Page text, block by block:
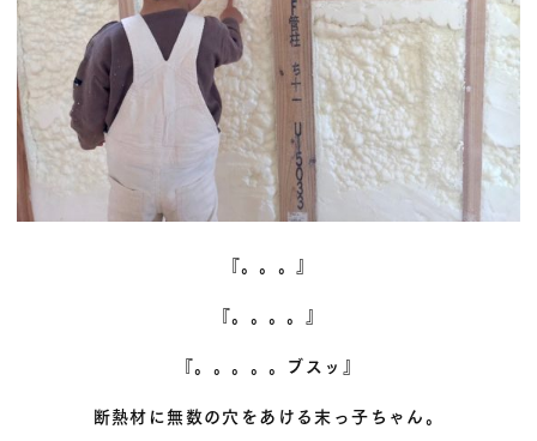
『。。。』
『。。。。』
『。。。。。ブスッ』
断熱材に無数の穴をあける末っ子ちゃん。